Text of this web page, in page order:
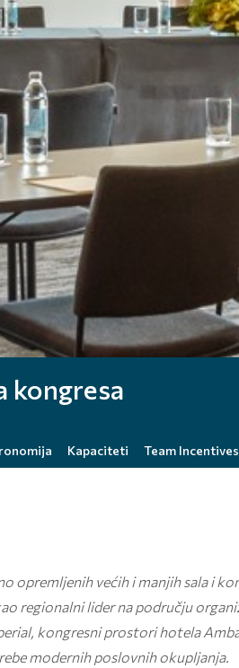
kongresa
Kapaciteti Team Incentives
opremljenih većih i manjih sala i
regionalni lider na području
kongresni prostori hotela
modernih poslovnih okupljanja.